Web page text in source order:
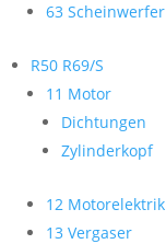
63 Scheinwerfer
R50 R69/S
11 Motor
Dichtungen
Zylinderkopf
12 Motorelektrik
13 Vergaser